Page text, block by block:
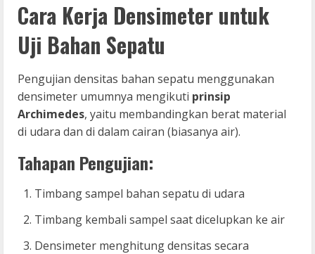
Cara Kerja Densimeter untuk
Uji Bahan Sepatu
Pengujian densitas bahan sepatu menggunakan
densimeter umumnya mengikuti prinsip
Archimedes, yaitu membandingkan berat material
di udara dan di dalam cairan (biasanya air).
Tahapan Pengujian:
Timbang sampel bahan sepatu di udara
Timbang kembali sampel saat dicelupkan ke air
Densimeter menghitung densitas secara